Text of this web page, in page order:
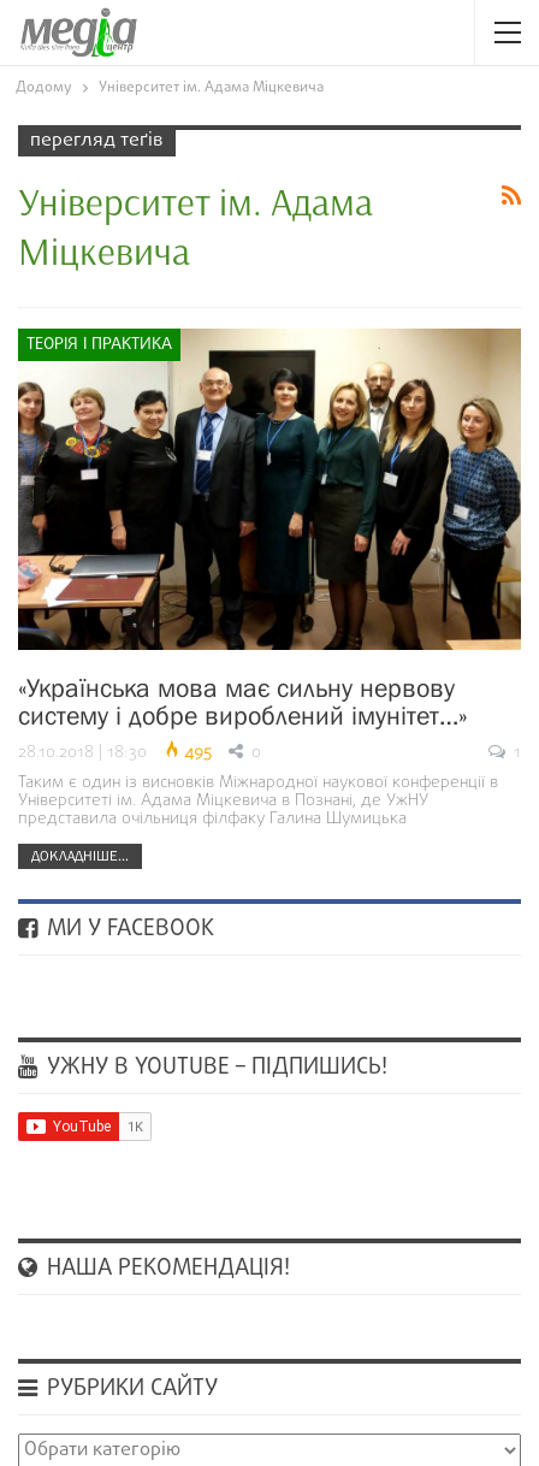
Додому Університет ім. Адама Міцкевича
перегляд теґів
Університет ім. Адама
Міцкевича
ТЕОРІЯ І ПРАКТИКА
«Українська мова має сильну нервову
систему і добре вироблений імунітет…»
28.10.2018 | 18:30 495 0
1
Таким є один із висновків Міжнародної наукової конференції в
Університеті ім. Адама Міцкевича в Познані, де УжНУ
представила очільниця філфаку Галина Шумицька
ДОКЛАДНІШЕ...
МИ У FACEBOOK
УЖНУ В YOUTUBE – ПІДПИШИСЬ!
НАША РЕКОМЕНДАЦІЯ!
РУБРИКИ САЙТУ
Рубрики